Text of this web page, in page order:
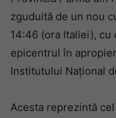
zguduită de un nou
14:46 (ora Italiei), cu
epicentrul în
Institutului Național
Acesta reprezintă